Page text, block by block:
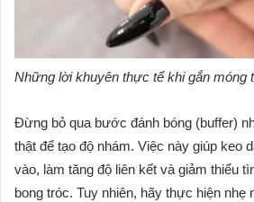
Những lời khuyên thực tế khi gắn móng
Đừng bỏ qua bước đánh bóng (buffer)
thật để tạo độ nhám. Việc này giúp keo
vào, làm tăng độ liên kết và giảm thiểu
bong tróc. Tuy nhiên, hãy thực hiện nhẹ